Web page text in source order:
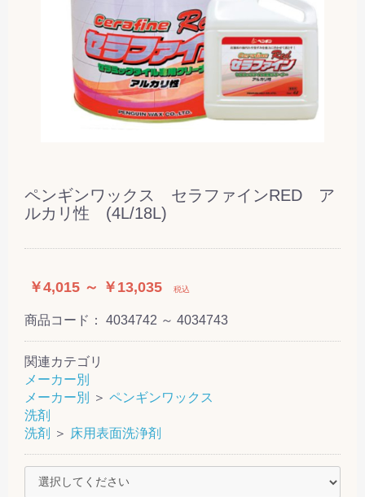
ペンギンワックス セラファインRED ア
ルカリ性 (4L/18L)
￥4,015 ～ ￥13,035 税込
商品コード： 4034742 ～ 4034743
関連カテゴリ
メーカー別
メーカー別
＞ ペンギンワックス
洗剤
洗剤
＞ 床用表面洗浄剤